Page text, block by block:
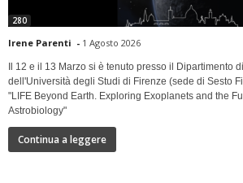
280
Irene Parenti - 1 Agosto 2026
Il 12 e il 13 Marzo si è tenuto presso il Dipartimento
dell'Università degli Studi di Firenze (sede di Sesto
"LIFE Beyond Earth. Exploring Exoplanets and the
Astrobiology"
Continua a leggere